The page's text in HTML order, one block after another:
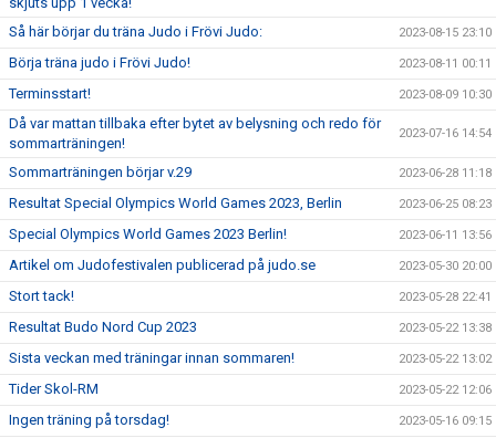
Så här börjar du träna Judo i Frövi Judo: 2023-08-15 23:10
Börja träna judo i Frövi Judo! 2023-08-11 00:11
Terminsstart! 2023-08-09 10:30
Då var mattan tillbaka efter bytet av belysning och redo för
sommarträningen!
2023-07-16 14:54
Sommarträningen börjar v.29 2023-06-28 11:18
Resultat Special Olympics World Games 2023, Berlin 2023-06-25 08:23
Special Olympics World Games 2023 Berlin! 2023-06-11 13:56
Artikel om Judofestivalen publicerad på judo.se 2023-05-30 20:00
Stort tack! 2023-05-28 22:41
Resultat Budo Nord Cup 2023 2023-05-22 13:38
Sista veckan med träningar innan sommaren! 2023-05-22 13:02
Tider Skol-RM 2023-05-22 12:06
Ingen träning på torsdag! 2023-05-16 09:15